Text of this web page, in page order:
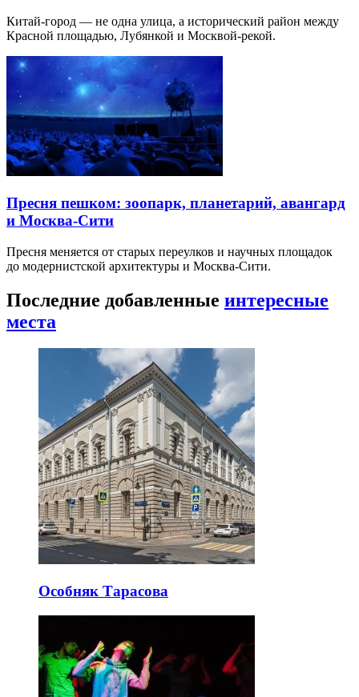
Китай-город — не одна улица, а исторический район между
Красной площадью, Лубянкой и Москвой-рекой.
Пресня пешком: зоопарк, планетарий, авангард
и Москва-Сити
Пресня меняется от старых переулков и научных площадок
до модернистской архитектуры и Москва-Сити.
Последние добавленные интересные
места
Особняк Тарасова